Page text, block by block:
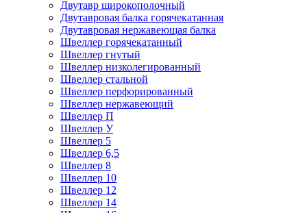
Двутавр широкополочный
Двутавровая балка горячекатанная
Двутавровая нержавеющая балка
Швеллер горячекатанный
Швеллер гнутый
Швеллер низколегированный
Швеллер стальной
Швеллер перфорированный
Швеллер нержавеющий
Швеллер П
Швеллер У
Швеллер 5
Швеллер 6,5
Швеллер 8
Швеллер 10
Швеллер 12
Швеллер 14